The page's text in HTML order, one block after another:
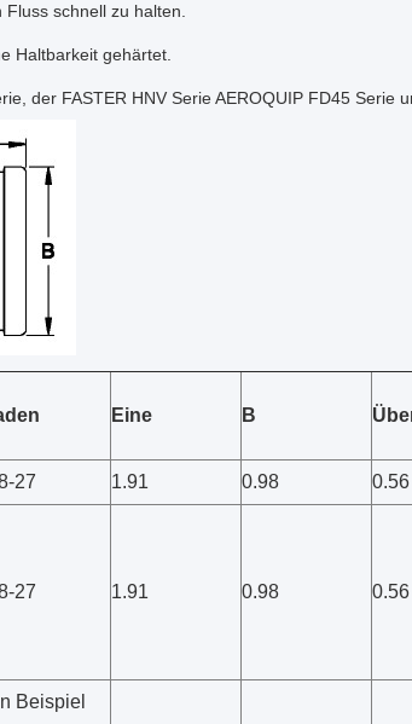
schnell zu halten.
Haltbarkeit gehärtet.
der FASTER HNV Serie AEROQUIP FD45 Serie
Eine B
27 1.91 0.98 0.56
27 1.91 0.98 0.56
Beispiel